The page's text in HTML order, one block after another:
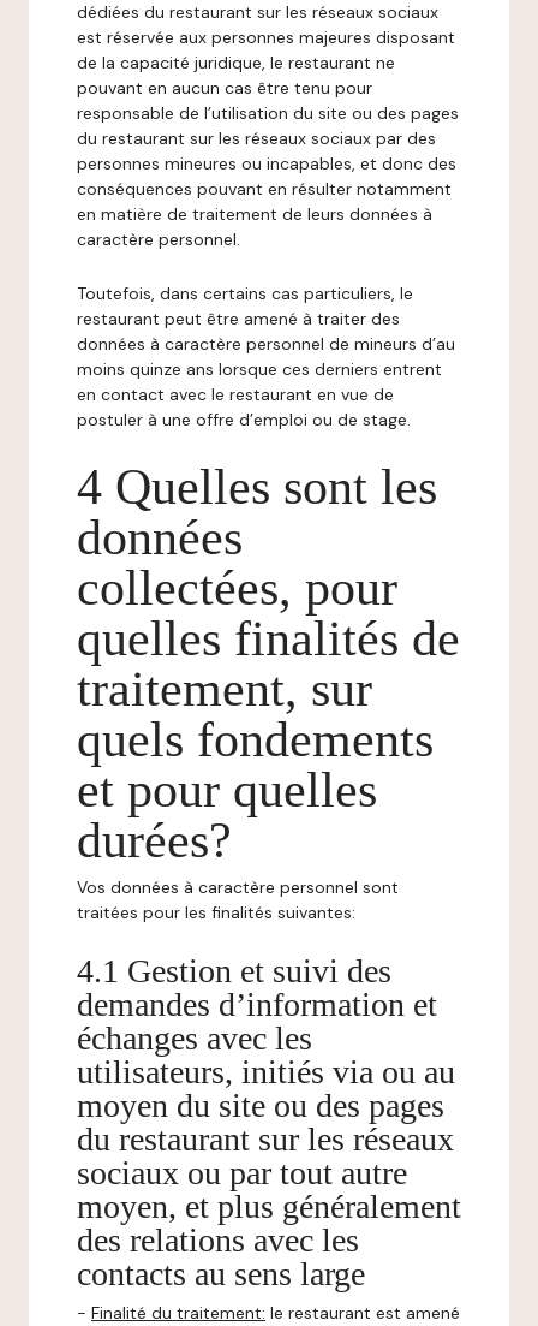
dédiées du restaurant sur les réseaux sociaux
est réservée aux personnes majeures disposant
de la capacité juridique, le restaurant ne
pouvant en aucun cas être tenu pour
responsable de l’utilisation du site ou des pages
du restaurant sur les réseaux sociaux par des
personnes mineures ou incapables, et donc des
conséquences pouvant en résulter notamment
en matière de traitement de leurs données à
caractère personnel.
Toutefois, dans certains cas particuliers, le
restaurant peut être amené à traiter des
données à caractère personnel de mineurs d’au
moins quinze ans lorsque ces derniers entrent
en contact avec le restaurant en vue de
postuler à une offre d’emploi ou de stage.
4 Quelles sont les
données
collectées, pour
quelles finalités de
traitement, sur
quels fondements
et pour quelles
durées?
Vos données à caractère personnel sont
traitées pour les finalités suivantes:
4.1 Gestion et suivi des
demandes d’information et
échanges avec les
utilisateurs, initiés via ou au
moyen du site ou des pages
du restaurant sur les réseaux
sociaux ou par tout autre
moyen, et plus généralement
des relations avec les
contacts au sens large
- Finalité du traitement: le restaurant est amené